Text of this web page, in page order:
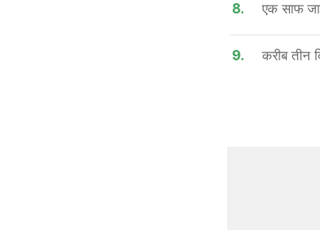
8. एक साफ
9. करीब तीन